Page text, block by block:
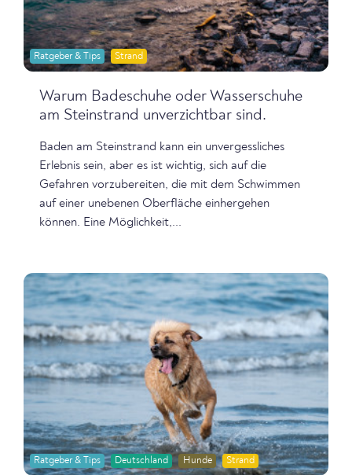
Ratgeber & Tips Strand
Warum Badeschuhe oder Wasserschuhe
am Steinstrand unverzichtbar sind.
Baden am Steinstrand kann ein unvergessliches
Erlebnis sein, aber es ist wichtig, sich auf die
Gefahren vorzubereiten, die mit dem Schwimmen
auf einer unebenen Oberfläche einhergehen
können. Eine Möglichkeit,...
Ratgeber & Tips Deutschland Hunde Strand